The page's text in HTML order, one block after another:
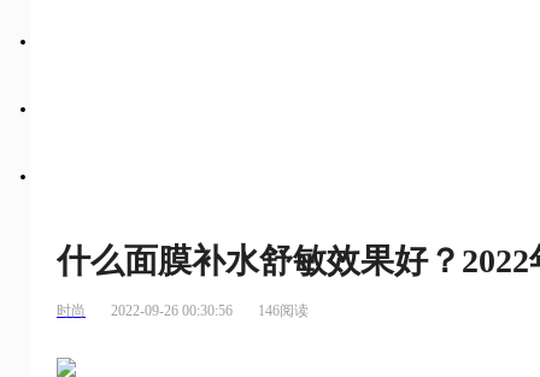
什么面膜补水舒敏效果好？
时尚 2022-09-26 00:30:56 146阅读